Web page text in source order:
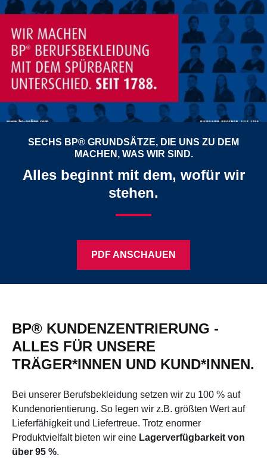
SECHS BP® GRUNDSÄTZE, DIE UNS ZU DEM
MACHEN, WAS WIR SIND.
Alles beginnt mit dem, wofür wir
stehen.
PDF ANSCHAUEN
BP® KUNDENZENTRIERUNG -
ALLES FÜR UNSERE
TRÄGER*INNEN UND KUND*INNEN.
Bei unserer Berufsbekleidung setzen wir zu 100 % auf
Kundenorientierung. So legen wir z.B. größten Wert auf
Lieferfähigkeit und Liefertreue. Trotz enormer
Produktvielfalt bieten wir eine Lagerverfügbarkeit von
über 95 %.